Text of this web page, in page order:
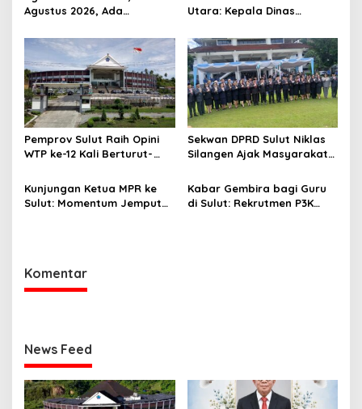
Agustus 2026, Ada
Penandatanganan KUA-
PPAS 2027 hingga Rapat
Banmus
Utara: Kepala Dinas
Meninggal Dunia
Pemprov Sulut Raih Opini
WTP ke-12 Kali Berturut-
yang Sehat dan Akuntabel
Sekwan DPRD Sulut Niklas
Silangen Ajak Masyarakat
sebagai Perekat Persatuan
Bangsa
Kunjungan Ketua MPR ke
Sulut: Momentum Jemput
Kabar Gembira bagi Guru
di Sulut: Rekrutmen P3K
Komentar
News Feed